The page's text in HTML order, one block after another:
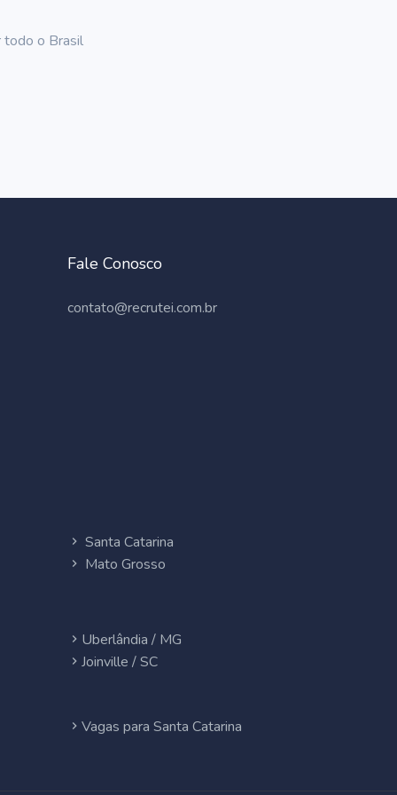
todo o Brasil
Fale Conosco
contato@recrutei.com.br
Santa Catarina
Mato Grosso
Uberlândia / MG
Joinville / SC
Vagas para Santa Catarina